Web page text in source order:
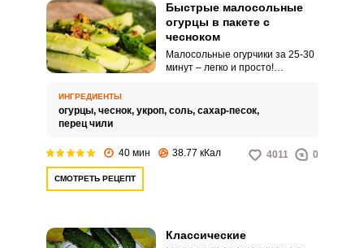
Быстрые малосольные
огурцы в пакете с
чесноком
Малосольные огурчики за 25-30
минут – легко и просто!
перемешиваем и оставляем для
полчаса у вас на столе готовые
пикантные малосольные
ИНГРЕДИЕНТЫ
огурцы, чеснок, укроп, соль, сахар-песок,
перец чили
40 мин 38.77 кКал 4011 0
СМОТРЕТЬ РЕЦЕПТ
Классические